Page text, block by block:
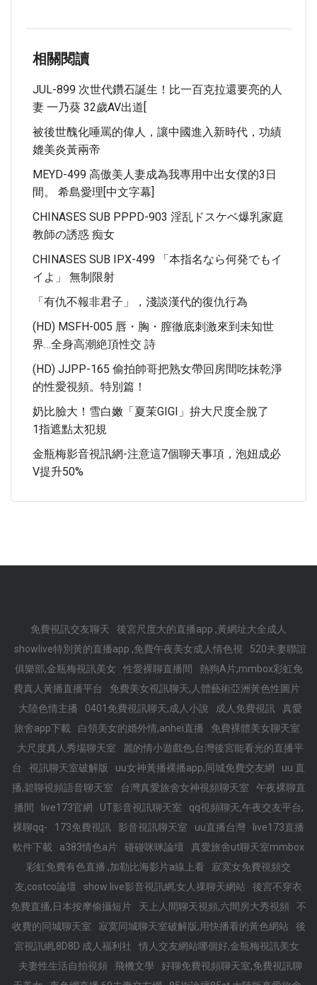
相關閱讀
JUL-899 次世代鑽石誕生！比一百克拉還要亮的人
妻 一乃葵 32歲AV出道[
被後世醜化唾罵的偉人，讓中國進入新時代，功績
媲美炎黃兩帝
MEYD-499 高傲美人妻成為我專用中出女僕的3日
間。 希島愛理[中文字幕]
CHINASES SUB PPPD-903 淫乱ドスケベ爆乳家庭
教師の誘惑 痴女
CHINASES SUB IPX-499 「本指名なら何発でもイ
イよ」 無制限射
「有仇不報非君子」，淺談漢代的復仇行為
(HD) MSFH-005 唇・胸・膣徹底刺激來到未知世
界…全身高潮絶頂性交 詩
(HD) JJPP-165 偷拍帥哥把熟女帶回房間吃抹乾淨
的性愛視頻。特別篇！
奶比臉大！雪白嫩「夏茉GIGI」拚大尺度全脫了
1指遮點太犯規
金瓶梅影音視訊網-注意這7個聊天事項，泡妞成必
V提升50%
免費視訊交友聊天
後宮尺度大的直播app ,黃網址大全成人
showlive特別黃的直播app ,免費午夜美女成人情色視
520夫妻聯誼
俱樂部,金瓶梅視訊美女
性愛裸聊直播間
熱狗A片,mmbox彩虹免
費真人黃播直播平台
免費美女視訊聊天,人體藝術亞洲黃色性圖片
大陸色情主播
0401免費視訊聊天,成人小說 成人免費視訊
真愛
旅舍app下載
白領美女的婚外情,anhei直播
免費裸體美女聊天室
大尺度真人秀場聊天室
麗的情小遊戲色,台灣後宮能看光的直播平
台
視訊聊天室破解版 uu女神黃播裸播app,同城免費交友網
uu 直
播,碧聊視頻語音聊天室
台灣真愛旅舍女神視頻聊天室
午夜裸聊直
播間
live173官網 UT影音視訊聊天室
qq視頻聊天,午夜交友平台,
裸聊qq-
173免費視訊 影音視訊聊天室 uu直播台灣
live173直播
軟件下載
a383情色a片 碰碰咪咪論壇
真愛旅舍ut聊天室mmbox
彩虹免費有色直播 ,加勒比海影片a線上看
寂寞女免費視頻交
友,costco論壇
show live影音視訊網,女人祼聊天網站
後宮不穿衣
免費直播,日本按摩偷攝短片
天上人間聊天視頻,六間房大秀視頻
不
收費的同城聊天室
寂寞同城聊天室破解版,用快播看的黃色網站
後
宮視訊網,8D8D 成人福利社
情人交友網站哪個好,金瓶梅視訊美女
夫妻性生活自拍視頻
飛機文學
好聊免費視頻聊天室,免費視訊聊